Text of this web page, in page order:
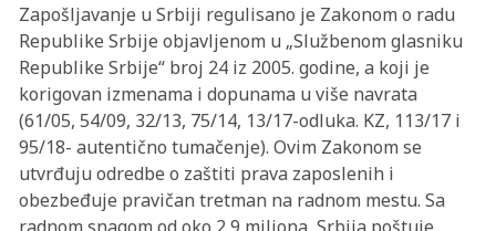
Zapošljavanje u Srbiji regulisano je Zakonom o radu
Republike Srbije objavljenom u „Službenom glasniku
Republike Srbije“ broj 24 iz 2005. godine, a koji je
korigovan izmenama i dopunama u više navrata
(61/05, 54/09, 32/13, 75/14, 13/17-odluka. KZ, 113/17 i
95/18- autentično tumačenje). Ovim Zakonom se
utvrđuju odredbe o zaštiti prava zaposlenih i
obezbeđuje pravičan tretman na radnom mestu. Sa